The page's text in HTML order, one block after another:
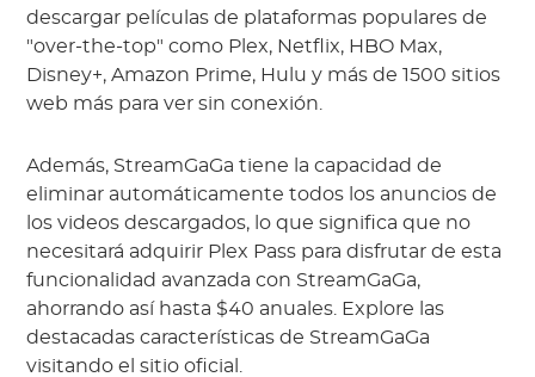
descargar películas de plataformas populares de
"over-the-top" como Plex, Netflix, HBO Max,
Disney+, Amazon Prime, Hulu y más de 1500 sitios
web más para ver sin conexión.
Además, StreamGaGa tiene la capacidad de
eliminar automáticamente todos los anuncios de
los videos descargados, lo que significa que no
necesitará adquirir Plex Pass para disfrutar de esta
funcionalidad avanzada con StreamGaGa,
ahorrando así hasta $40 anuales. Explore las
destacadas características de StreamGaGa
visitando el sitio oficial.